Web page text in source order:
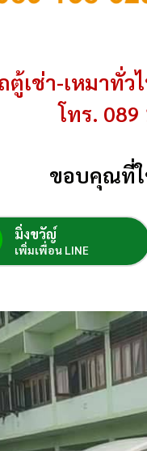
ตู้เช่า-เหมาทั่ว
โทร. 089
ขอบคุณที่ใ
มิ่งขวัญ์
เพิ่มเพื่อน LINE